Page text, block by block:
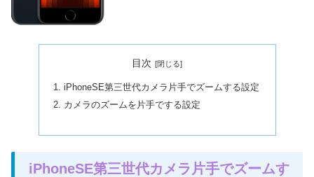
目次
iPhoneSE第三世代カメラ片手でズームする設定
カメラのズームを片手でする設定
iPhoneSE第三世代カメラ片手でズームす